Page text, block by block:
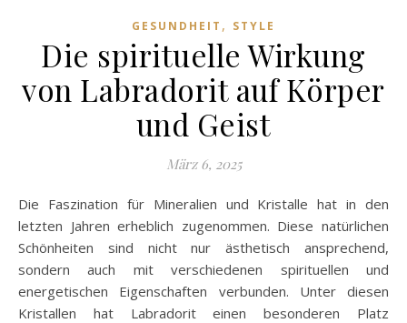
GESUNDHEIT , STYLE
Die spirituelle Wirkung
von Labradorit auf Körper
und Geist
März 6, 2025
Die Faszination für Mineralien und Kristalle hat in den
letzten Jahren erheblich zugenommen. Diese natürlichen
Schönheiten sind nicht nur ästhetisch ansprechend,
sondern auch mit verschiedenen spirituellen und
energetischen Eigenschaften verbunden. Unter diesen
Kristallen hat Labradorit einen besonderen Platz